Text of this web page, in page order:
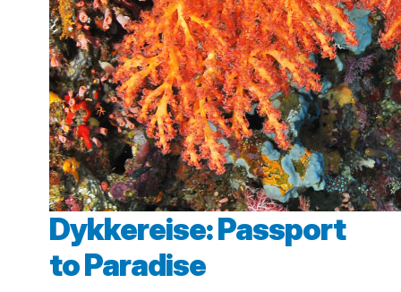
Dykkereise: Passport
to Paradise